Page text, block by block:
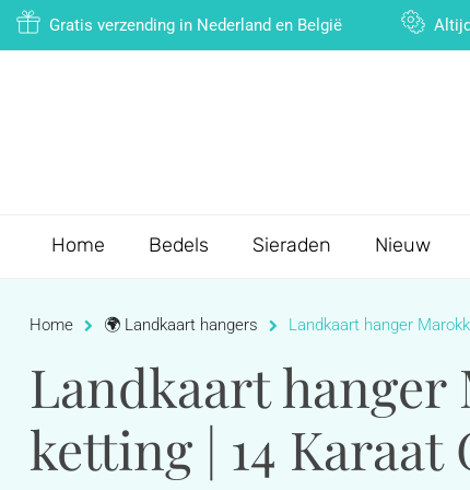
Gratis verzending in Nederland en België
Home Bedels Sieraden Nieuw
Home 🌍 Landkaart hangers Landkaart hanger
Landkaart hanger
ketting | 14 Karaat